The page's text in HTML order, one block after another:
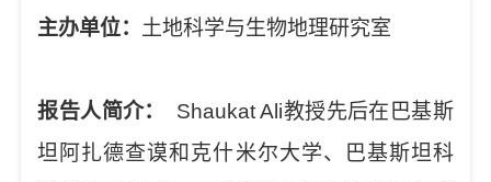
主办单位： 土地科学与生物地理研究室
报告人简介： Shaukat Ali教授先后在巴基斯
坦阿扎德查谟和克什米尔大学、巴基斯坦科